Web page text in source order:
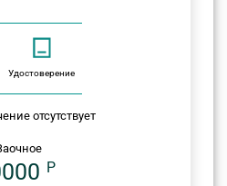
Удостоверение
отсутствует
P